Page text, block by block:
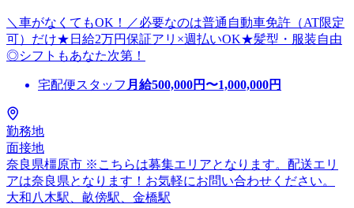
＼車がなくてもOK！／必要なのは普通自動車免許（AT限定
可）だけ★日給2万円保証アリ×週払いOK★髪型・服装自由
◎シフトもあなた次第！
宅配便スタッフ 月給500,000円〜1,000,000円
勤務地
面接地
奈良県橿原市 ※こちらは募集エリアとなります。配送エリ
アは奈良県となります！お気軽にお問い合わせください。
大和八木駅、畝傍駅、金橋駅